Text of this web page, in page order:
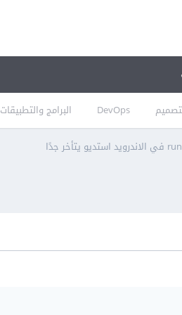
DevOps البرامج والتطبيقات